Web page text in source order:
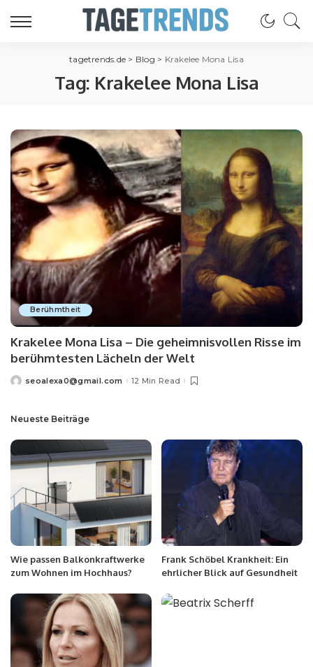
tagetrends.de > Blog > Krakelee Mona Lisa
Tag: Krakelee Mona Lisa
Berühmtheit
Krakelee Mona Lisa – Die geheimnisvollen Risse im
berühmtesten Lächeln der Welt
seoalexa0@gmail.com 12 Min Read
Neueste Beiträge
Wie passen Balkonkraftwerke
zum Wohnen im Hochhaus?
Frank Schöbel Krankheit: Ein
ehrlicher Blick auf Gesundheit